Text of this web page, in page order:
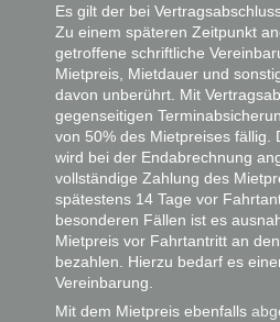
Es gilt der bei
Zu einem späteren Zeitpunkt
getroffene schriftliche
Mietpreis, Mietdauer und
davon unberührt. Mit
gegenseitigen
von 50% des Mietpreises fällig.
wird bei der Endabrechnung
vollständige Zahlung des
spätestens 14 Tage vor
besonderen Fällen ist es
Mietpreis vor Fahrtantritt an
bezahlen. Hierzu bedarf es
Vereinbarung.
Mit dem Mietpreis ebenfalls